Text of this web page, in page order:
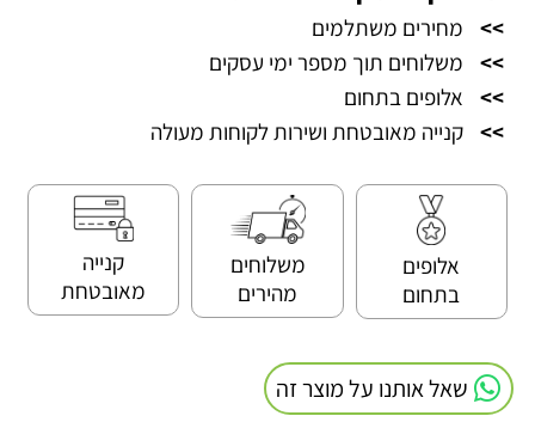
>>
מחירים משתלמים
>>
משלוחים תוך מספר ימי עסקים
>>
אלופים בתחום
>> קנייה מאובטחת ושירות לקוחות מעולה
אלופים
בתחום
משלוחים
מהירים
קנייה
מאובטחת
שאל אותנו על מוצר זה